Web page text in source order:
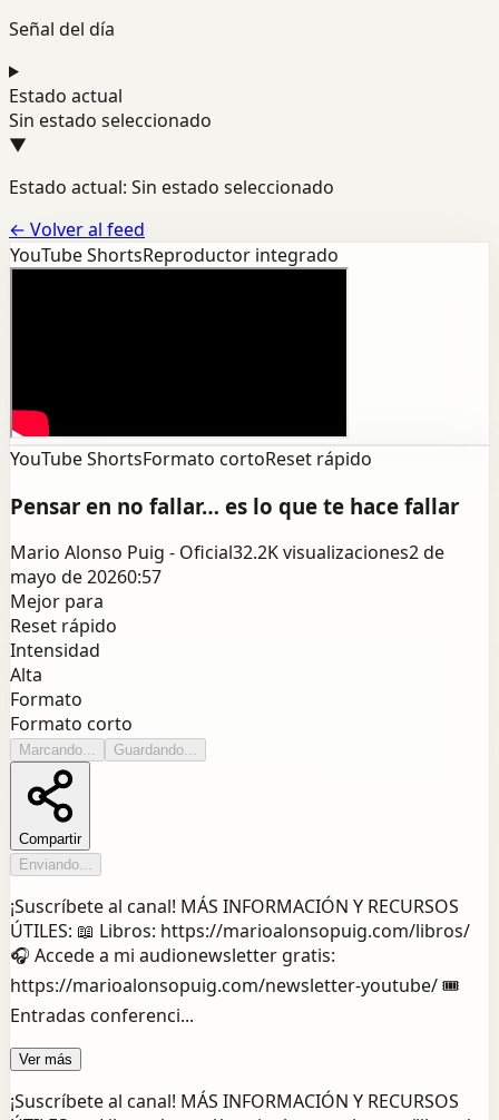
Señal del día
Estado actual
Sin estado seleccionado
▼
Estado actual: Sin estado seleccionado
← Volver al feed
YouTube ShortsReproductor integrado
YouTube ShortsFormato cortoReset rápido
Pensar en no fallar… es lo que te hace fallar
Mario Alonso Puig - Oficial32.2Kvisualizaciones2 de
mayo de 20260:57
Mejor para
Reset rápido
Intensidad
Alta
Formato
Formato corto
Marcando... Guardando...
Compartir
Enviando...
¡Suscríbete al canal! MÁS INFORMACIÓN Y RECURSOS
ÚTILES: 📖 Libros: https://marioalonsopuig.com/libros/
🎧 Accede a mi audionewsletter gratis:
https://marioalonsopuig.com/newsletter-youtube/ 🎟️
Entradas conferenci...
Ver más
¡Suscríbete al canal! MÁS INFORMACIÓN Y RECURSOS